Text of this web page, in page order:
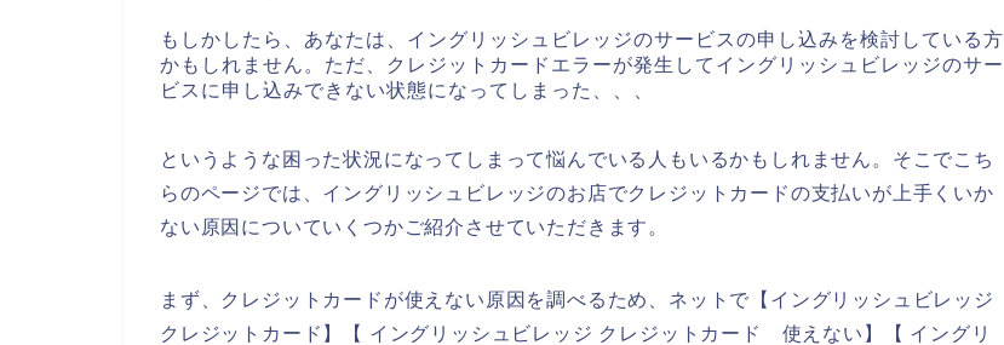
もしかしたら、あなたは、イングリッシュビレッジのサービスの申し込みを検討している方
かもしれません。ただ、クレジットカードエラーが発生してイングリッシュビレッジのサー
ビスに申し込みできない状態になってしまった、、、
というような困った状況になってしまって悩んでいる人もいるかもしれません。そこでこち
らのページでは、イングリッシュビレッジのお店でクレジットカードの支払いが上手くいか
ない原因についていくつかご紹介させていただきます。
まず、クレジットカードが使えない原因を調べるため、ネットで【イングリッシュビレッジ
クレジットカード】【 イングリッシュビレッジ クレジットカード 使えない】【 イングリ